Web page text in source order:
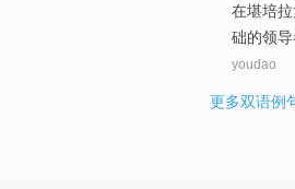
在堪培拉
础的领
youdao
更多双语例